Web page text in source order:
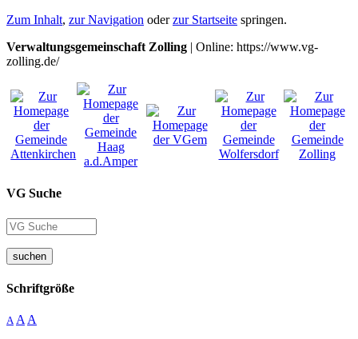
Zum Inhalt, zur Navigation oderzur Startseite springen.
Verwaltungsgemeinschaft Zolling | Online: https://www.vg-
zolling.de/
VG Suche
suchen
Schriftgröße
A A A